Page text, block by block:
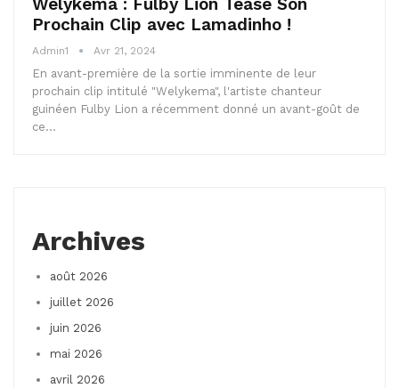
Welykema : Fulby Lion Tease Son
Prochain Clip avec Lamadinho !
Admin1 Avr 21, 2024
En avant-première de la sortie imminente de leur
prochain clip intitulé "Welykema", l'artiste chanteur
guinéen Fulby Lion a récemment donné un avant-goût de
ce…
Archives
août 2026
juillet 2026
juin 2026
mai 2026
avril 2026